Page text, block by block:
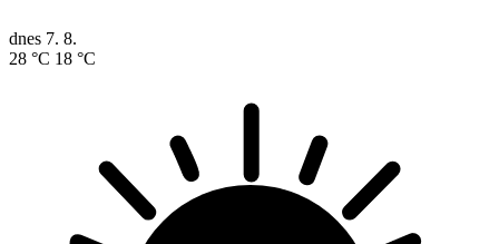
dnes 7. 8.
28 °C 18 °C